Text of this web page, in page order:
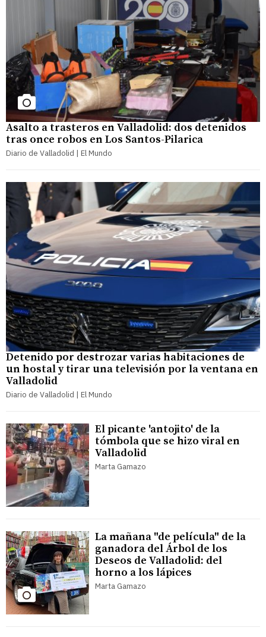
Asalto a trasteros en Valladolid: dos detenidos
tras once robos en Los Santos-Pilarica
Diario de Valladolid | El Mundo
Detenido por destrozar varias habitaciones de
un hostal y tirar una televisión por la ventana en
Valladolid
Diario de Valladolid | El Mundo
El picante 'antojito' de la
tómbola que se hizo viral en
Valladolid
Marta Gamazo
La mañana "de película" de la
ganadora del Árbol de los
Deseos de Valladolid: del
horno a los lápices
Marta Gamazo